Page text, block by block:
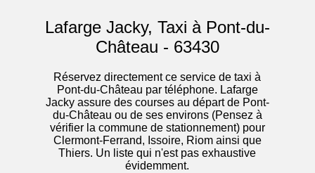
Lafarge Jacky, Taxi à Pont-du-
Château - 63430
Réservez directement ce service de taxi à
Pont-du-Château par téléphone. Lafarge
Jacky assure des courses au départ de Pont-
du-Château ou de ses environs (Pensez à
vérifier la commune de stationnement) pour
Clermont-Ferrand, Issoire, Riom ainsi que
Thiers. Un liste qui n'est pas exhaustive
évidemment.